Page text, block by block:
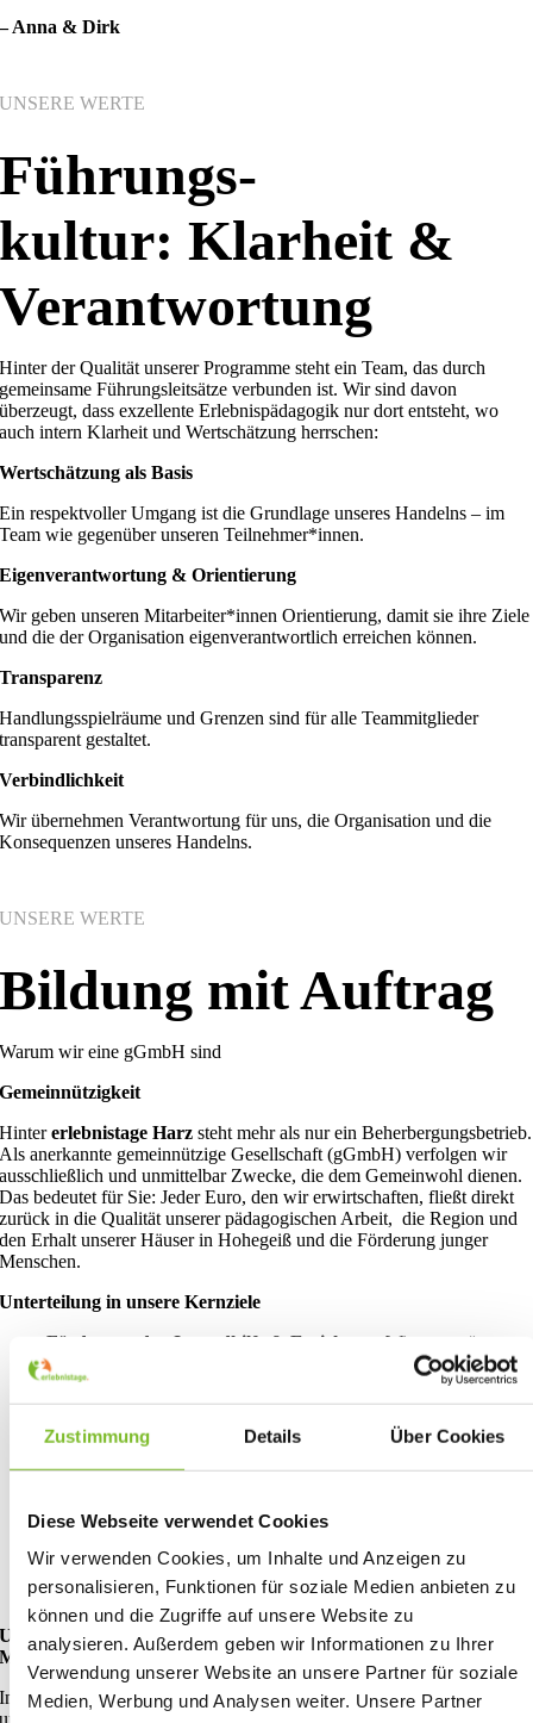
Zustimmung Details Über Cookies
Diese Webseite verwendet Cookies
Wir verwenden Cookies, um Inhalte und Anzeigen zu
personalisieren, Funktionen für soziale Medien anbieten zu
können und die Zugriffe auf unsere Website zu
analysieren. Außerdem geben wir Informationen zu Ihrer
Verwendung unserer Website an unsere Partner für soziale
Medien, Werbung und Analysen weiter. Unsere Partner
– Anna & Dirk
UNSERE WERTE
Führungs-
kultur: Klarheit &
Verantwortung
Hinter der Qualität unserer Programme steht ein Team, das durch
gemeinsame Führungsleitsätze verbunden ist. Wir sind davon
überzeugt, dass exzellente Erlebnispädagogik nur dort entsteht, wo
auch intern Klarheit und Wertschätzung herrschen:
Wertschätzung als Basis
Ein respektvoller Umgang ist die Grundlage unseres Handelns – im
Team wie gegenüber unseren Teilnehmer*innen.
Eigenverantwortung & Orientierung
Wir geben unseren Mitarbeiter*innen Orientierung, damit sie ihre Ziele
und die der Organisation eigenverantwortlich erreichen können.
Transparenz
Handlungsspielräume und Grenzen sind für alle Teammitglieder
transparent gestaltet.
Verbindlichkeit
Wir übernehmen Verantwortung für uns, die Organisation und die
Konsequenzen unseres Handelns.
UNSERE WERTE
Bildung mit Auftrag
Warum wir eine gGmbH sind
Gemeinnützigkeit
Hintererlebnistage Harz steht mehr als nur ein Beherbergungsbetrieb.
Als anerkannte gemeinnützige Gesellschaft (gGmbH) verfolgen wir
ausschließlich und unmittelbar Zwecke, die dem Gemeinwohl dienen.
Das bedeutet für Sie: Jeder Euro, den wir erwirtschaften, fließt direkt
zurück in die Qualität unserer pädagogischen Arbeit, die Region und
den Erhalt unserer Häuser in Hohegeiß und die Förderung junger
Menschen.
Unterteilung in unsere Kernziele
Förderung der Jugendhilfe & Erziehung:
Wir unterstützen
Kinder, Jugendliche und Erwachsene in ihrer persönlichen
Entwicklung und bieten Raum für lebenslanges,
erfahrungsorientiertes Lernen.
Wissenschaft & Praxis:
Unsere Programme basieren auf einer
engen Verzahnung von wissenschaftlicher Fundierung und
zusammen, um die Erlebnispädagogik stetig weiterzuentwickeln.
Völkerverständigung: Durch interkulturelles Lernen fördern
wir den Respekt und das Verständnis füreinander – über
Grenzen hinweg.
Unsere Leitprinzipien für Teilnehmer*innen und
Mitarbeiter*innen
In unserer täglichen Arbeit orientieren wir uns an festen Grundsätzen,